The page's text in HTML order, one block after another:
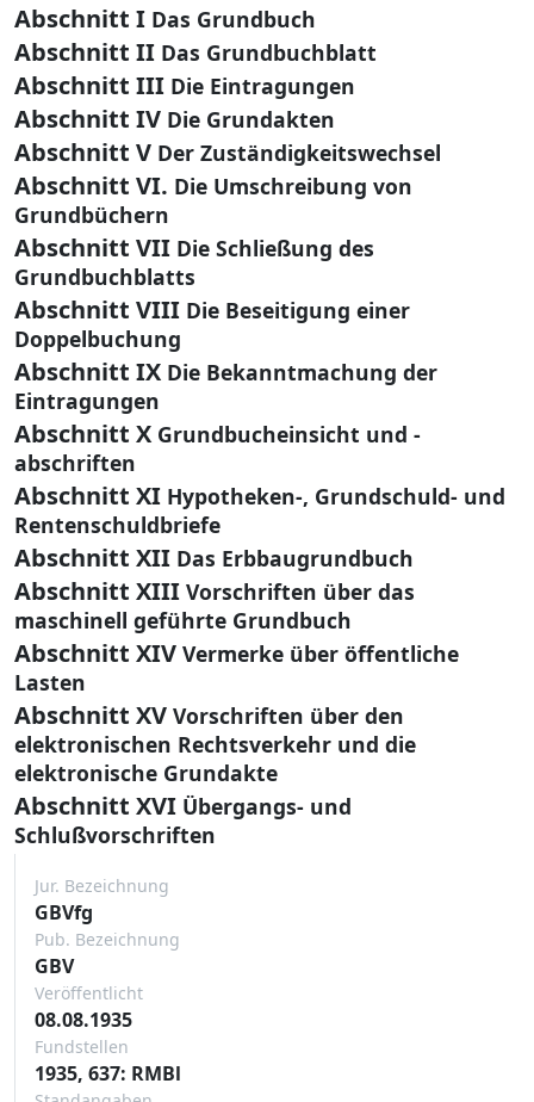
Abschnitt I Das Grundbuch
Abschnitt II Das Grundbuchblatt
Abschnitt III Die Eintragungen
Abschnitt IV Die Grundakten
Abschnitt V Der Zuständigkeitswechsel
Abschnitt VI. Die Umschreibung von
Grundbüchern
Abschnitt VII Die Schließung des
Grundbuchblatts
Abschnitt VIII Die Beseitigung einer
Doppelbuchung
Abschnitt IX Die Bekanntmachung der
Eintragungen
Abschnitt X Grundbucheinsicht und -
abschriften
Abschnitt XI Hypotheken-, Grundschuld- und
Rentenschuldbriefe
Abschnitt XII Das Erbbaugrundbuch
Abschnitt XIII Vorschriften über das
maschinell geführte Grundbuch
Abschnitt XIV Vermerke über öffentliche
Lasten
Abschnitt XV Vorschriften über den
elektronischen Rechtsverkehr und die
elektronische Grundakte
Abschnitt XVI Übergangs- und
Schlußvorschriften
Jur. Bezeichnung
GBVfg
Pub. Bezeichnung
GBV
Veröffentlicht
08.08.1935
Fundstellen
1935, 637: RMBl